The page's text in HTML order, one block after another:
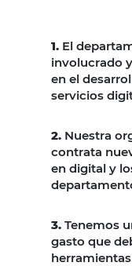
1. El
involucrado
en el
servicios
2. Nuestra
contrata
en digital y
3. Tenemos
gasto que